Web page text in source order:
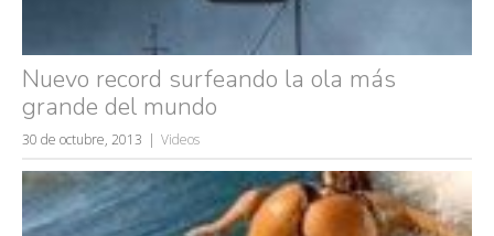
volver a nacer
accidentes
wtf
fails
Nuevo record surfeando la ola más
grande del mundo
30 de octubre, 2013 Videos